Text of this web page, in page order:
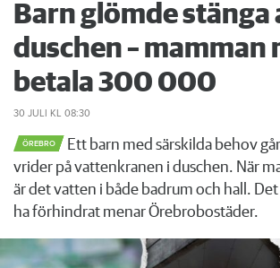
Barn glömde stänga
duschen – mamman
betala 300 000
30 JULI KL 08:30
ÖREBRO
Ett barn med särskilda behov
vrider på vattenkranen i duschen. När
är det vatten i både badrum och hall.
ha förhindrat menar Örebrobostäder.